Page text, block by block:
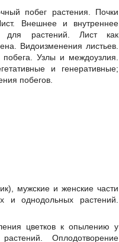
побег растения. Почки
Внешнее и внутреннее
для растений. Лист как
Видоизменения листьев.
Узлы и междоузлия.
и генеративные;
побегов.
мужские и женские части
и однодольных растений.
цветков к опылению у
Оплодотворение